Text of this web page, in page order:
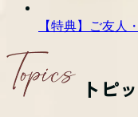
【特典】ご友人
トピ